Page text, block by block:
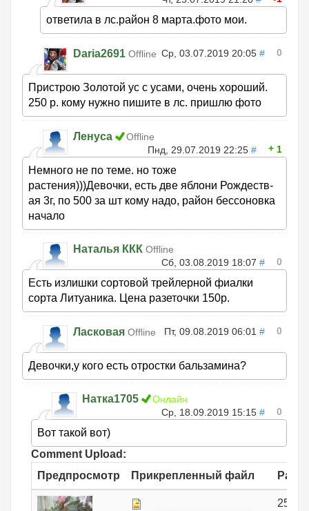
ответила в лс.район 8 марта.фото мои.
Daria2691 Offline Ср, 03.07.2019 20:05 # 0
Пристрою Золотой ус с усами, очень хороший.
250 р. кому нужно пишите в лс. пришлю фото
Ленуса
Offline
Пнд, 29.07.2019 22:25 # 1
Немного не по теме. но тоже
растения)))Девочки, есть две яблони Рождеств-
ая 3г, по 500 за шт кому надо, район бессоновка
начало
Наталья ККК Offline
Сб, 03.08.2019 18:07 # 0
Есть излишки сортовой трейлерной фиалки
сорта Литуаника. Цена разеточки 150р.
Ласковая Offline Пт, 09.08.2019 06:01 # 0
Девочки,у кого есть отростки бальзамина?
Натка1705
Онлайн
Ср, 18.09.2019 15:15 # 0
Вот такой вот)
Comment Upload:
Предпросмотр
Прикрепленный файл